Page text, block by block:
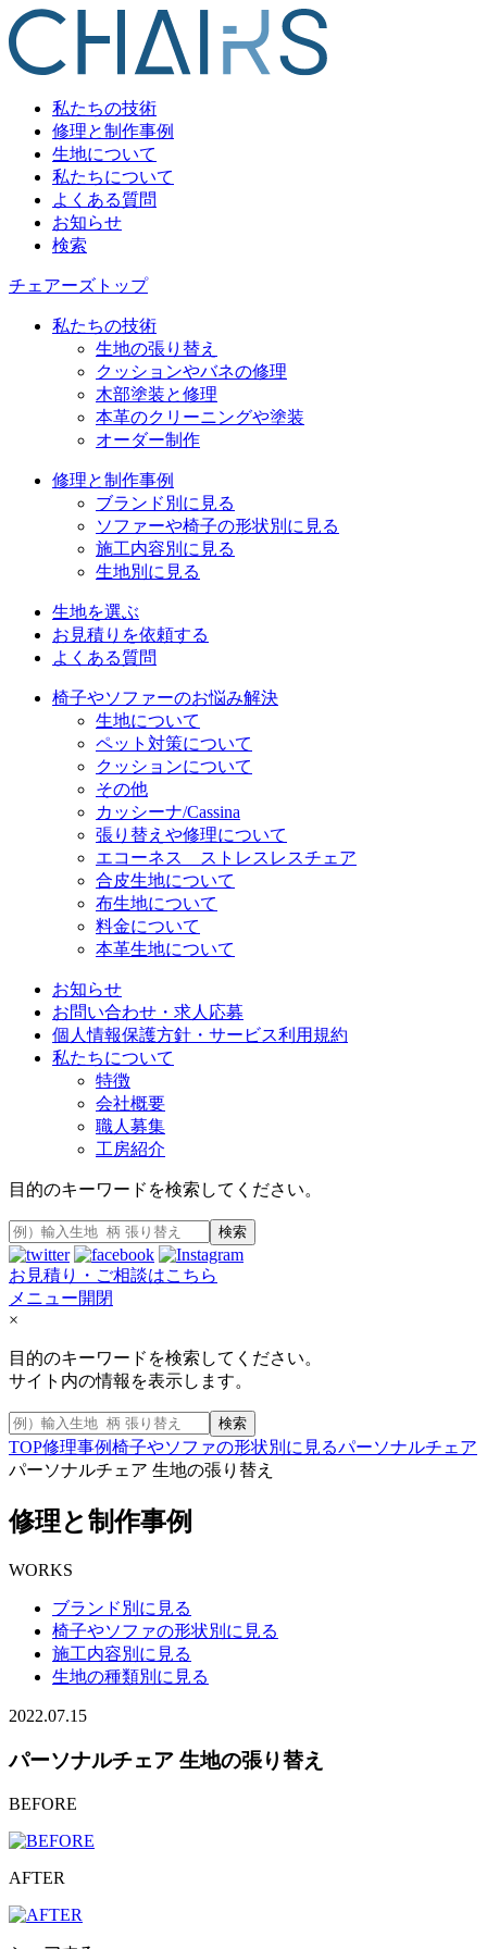
私たちの技術
修理と制作事例
生地について
私たちについて
よくある質問
お知らせ
検索
チェアーズトップ
私たちの技術
生地の張り替え
クッションやバネの修理
木部塗装と修理
本革のクリーニングや塗装
オーダー制作
修理と制作事例
ブランド別に見る
ソファーや椅子の形状別に見る
施工内容別に見る
生地別に見る
生地を選ぶ
お見積りを依頼する
よくある質問
椅子やソファーのお悩み解決
生地について
ペット対策について
クッションについて
その他
カッシーナ/Cassina
張り替えや修理について
エコーネス ストレスレスチェア
合皮生地について
布生地について
料金について
本革生地について
お知らせ
お問い合わせ・求人応募
個人情報保護方針・サービス利用規約
私たちについて
特徴
会社概要
職人募集
工房紹介
目的のキーワードを検索してください。
検索
お見積り・ご相談はこちら
メニュー開閉
×
目的のキーワードを検索してください。
サイト内の情報を表示します。
検索
TOP修理事例椅子やソファの形状別に見るパーソナルチェア
パーソナルチェア 生地の張り替え
修理と制作事例
WORKS
ブランド別に見る
椅子やソファの形状別に見る
施工内容別に見る
生地の種類別に見る
2022.07.15
パーソナルチェア 生地の張り替え
BEFORE
AFTER